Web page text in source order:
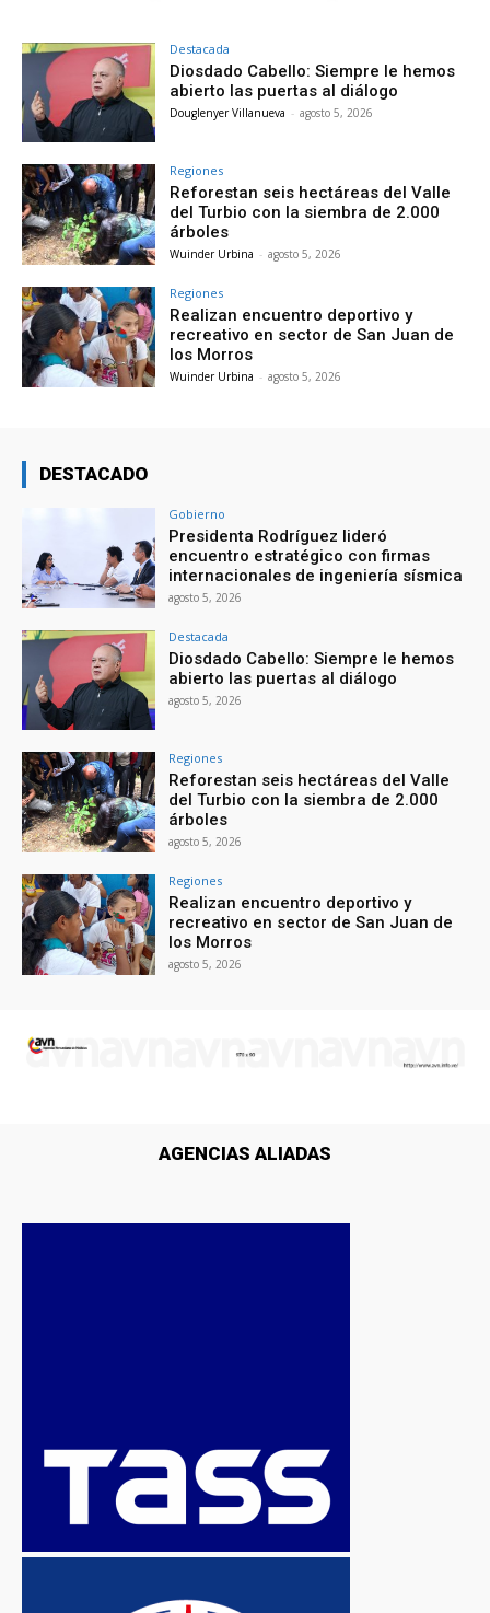
Destacada
Diosdado Cabello: Siempre le hemos
abierto las puertas al diálogo
Douglenyer Villanueva - agosto 5, 2026
Regiones
Reforestan seis hectáreas del Valle
del Turbio con la siembra de 2.000
árboles
Wuinder Urbina - agosto 5, 2026
Regiones
Realizan encuentro deportivo y
recreativo en sector de San Juan de
los Morros
Wuinder Urbina - agosto 5, 2026
DESTACADO
Gobierno
Presidenta Rodríguez lideró
encuentro estratégico con firmas
internacionales de ingeniería sísmica
agosto 5, 2026
Destacada
Diosdado Cabello: Siempre le hemos
abierto las puertas al diálogo
agosto 5, 2026
Regiones
Reforestan seis hectáreas del Valle
del Turbio con la siembra de 2.000
árboles
agosto 5, 2026
Regiones
Realizan encuentro deportivo y
recreativo en sector de San Juan de
los Morros
agosto 5, 2026
AGENCIAS ALIADAS